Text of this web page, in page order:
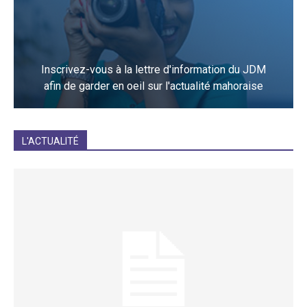
Inscrivez-vous à la lettre d'information du JDM
afin de garder en oeil sur l'actualité mahoraise
L'ACTUALITÉ